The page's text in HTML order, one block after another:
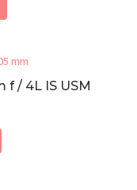
f / 4L IS USM